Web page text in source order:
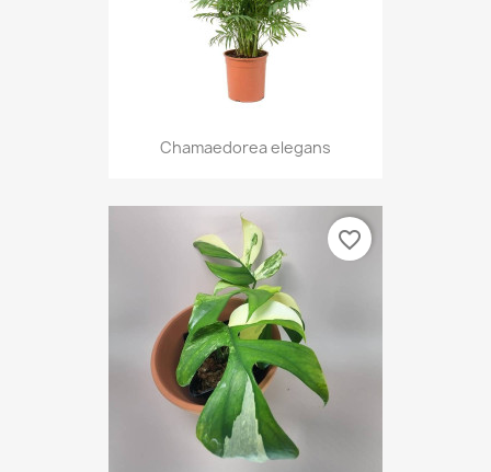
Chamaedorea elegans
favorite_border